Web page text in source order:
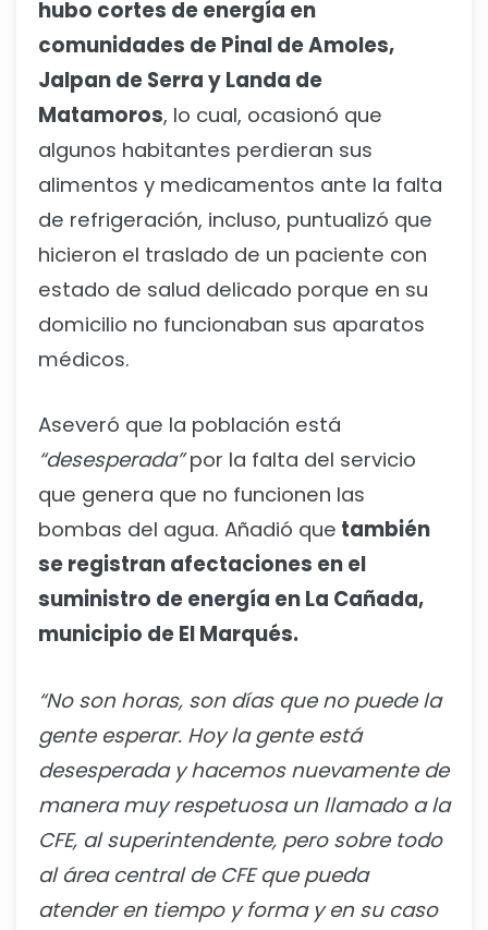
hubo cortes de energía en
comunidades de Pinal de Amoles,
Jalpan de Serra y Landa de
Matamoros, lo cual, ocasionó que
algunos habitantes perdieran sus
alimentos y medicamentos ante la falta
de refrigeración, incluso, puntualizó que
hicieron el traslado de un paciente con
estado de salud delicado porque en su
domicilio no funcionaban sus aparatos
médicos.
Aseveró que la población está
“desesperada”por la falta del servicio
que genera que no funcionen las
bombas del agua. Añadió que también
se registran afectaciones en el
suministro de energía en La Cañada,
municipio de El Marqués.
“No son horas, son días que no puede la
gente esperar. Hoy la gente está
desesperada y hacemos nuevamente de
manera muy respetuosa un llamado a la
CFE, al superintendente, pero sobre todo
al área central de CFE que pueda
atender en tiempo y forma y en su caso